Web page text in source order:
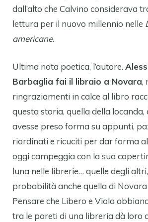
dall’alto che Calvino considerava
lettura per il nuovo millennio nelle
americane.
Ultima nota poetica, l’autore.
Barbaglia fai il libraio a Novara,
ringraziamenti in calce al libro
questa storia, quella della locanda,
avesse preso forma su appunti,
riordinati e ricuciti per dar forma
oggi campeggia con la sua
luna nelle librerie… quelle degli
probabilità anche quella di
Pensare che Libero e Viola
tra le pareti di una libreria dà loro